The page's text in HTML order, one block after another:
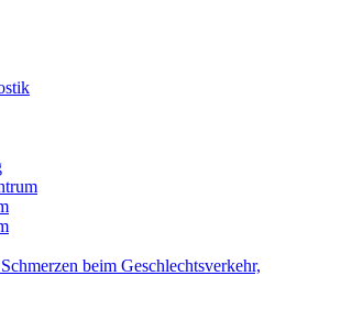
beim Geschlechtsverkehr,